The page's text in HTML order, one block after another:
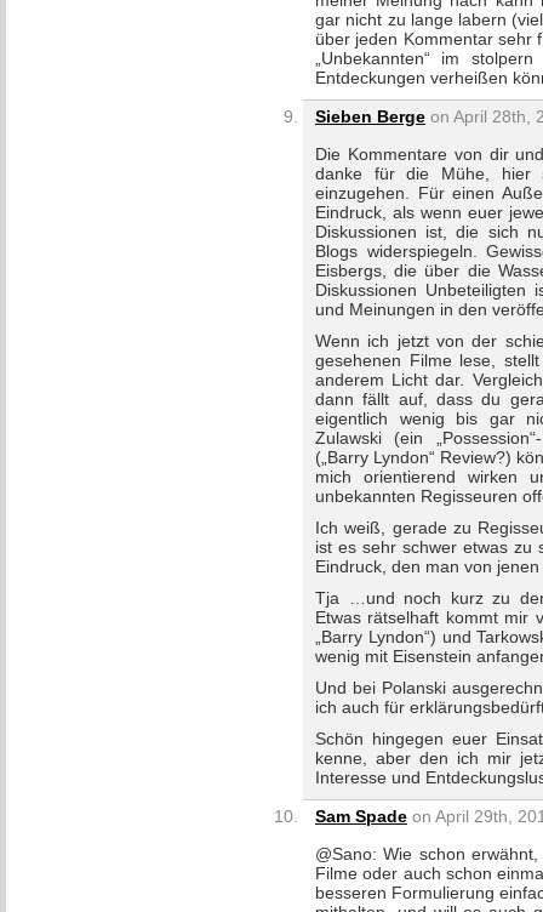
gar nicht zu lange labern
über jeden Kommentar sehr
„Unbekannten“ im
Entdeckungen verheißen
Sieben Berge on April 28th,
Die Kommentare von dir
danke für die Mühe, hier
einzugehen. Für einen
Eindruck, als wenn euer
Diskussionen ist, die sich
Blogs widerspiegeln.
Eisbergs, die über die
Diskussionen Unbeteiligten
und Meinungen in den
Wenn ich jetzt von der
gesehenen Filme lese,
anderem Licht dar.
dann fällt auf, dass du
eigentlich wenig bis gar
Zulawski (ein
(„Barry Lyndon“ Review?)
mich orientierend wirken
unbekannten Regisseuren
Ich weiß, gerade zu
ist es sehr schwer etwas zu
Eindruck, den man von
Tja …und noch kurz zu
Etwas rätselhaft kommt mir
„Barry Lyndon“) und
wenig mit Eisenstein
Und bei Polanski
ich auch für
Schön hingegen euer
kenne, aber den ich mir
Interesse und
Sam Spade on April 29th,
@Sano: Wie schon
Filme oder auch schon
besseren Formulierung